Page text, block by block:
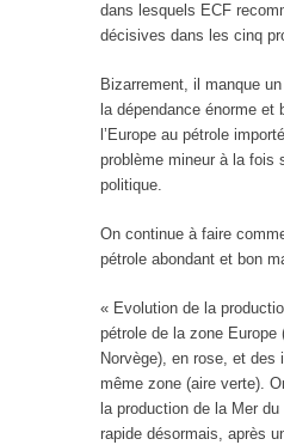
dans lesquels ECF
décisives dans les cinq
Bizarrement, il manque
la dépendance énorme et
l’Europe au pétrole
problème mineur à la fois
politique.
On continue à faire
pétrole abondant et bon
« Evolution de la
pétrole de la zone Europe
Norvège), en rose, et des
même zone (aire verte).
la production de la Mer
rapide désormais, après